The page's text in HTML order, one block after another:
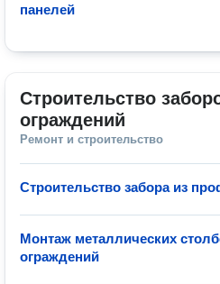
панелей
Строительство
ограждений
Ремонт и строительство
Строительство забора из
Монтаж металлических
ограждений